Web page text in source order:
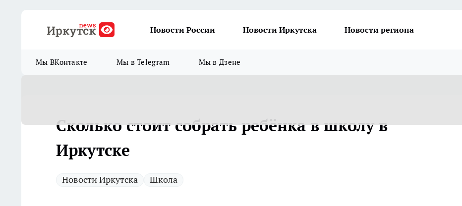
Новости России Новости Иркутска Новости региона
Мы ВКонтакте Мы в Telegram Мы в Дзене
Сколько стоит собрать ребёнка в школу в
Иркутске
Новости Иркутска Школа